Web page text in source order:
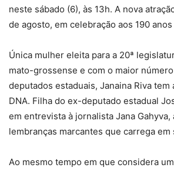
neste sábado (6), às 13h. A nova
de agosto, em celebração aos 190
Única mulher eleita para a 20ª
mato-grossense e com o maior
deputados estaduais, Janaina Riva tem
DNA. Filha do ex-deputado estadual
em entrevista à jornalista Jana Gahyva,
lembranças marcantes que carrega em
Ao mesmo tempo em que considera